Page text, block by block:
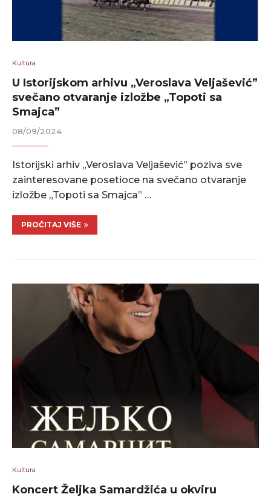
Kultura
U Istorijskom arhivu „Veroslava Veljašević”
svečano otvaranje izložbe „Topoti sa
Smajca”
08/09/2024
Istorijski arhiv „Veroslava Veljašević” poziva sve
zainteresovane posetioce na svečano otvaranje
izložbe „Topoti sa Smajca” …
PROČITAJ VIŠE
Kultura
Koncert Željka Samardžića u okviru